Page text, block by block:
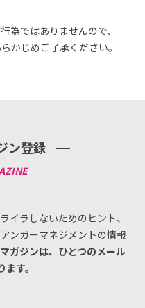
為ではありませんので、
かじめご了承ください。
ン登録
イラしないためのヒント、
ンガーマネジメントの情報
ガジンは、ひとつのメール
す。